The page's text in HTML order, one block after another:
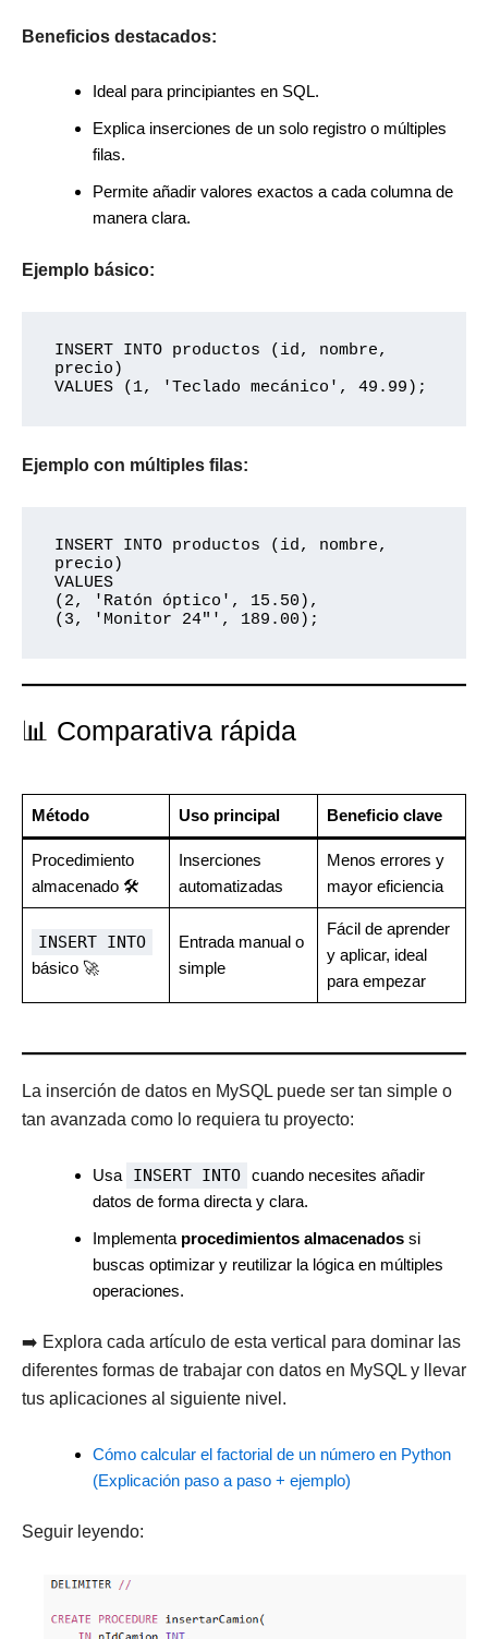
Beneficios destacados:
Ideal para principiantes en SQL.
Explica inserciones de un solo registro o múltiples
filas.
Permite añadir valores exactos a cada columna de
manera clara.
Ejemplo básico:
INSERT INTO productos (id, nombre,
precio)
Ejemplo con múltiples filas:
INSERT INTO productos (id, nombre,
precio)
VALUES
(2, 'Ratón óptico', 15.50),
📊 Comparativa rápida
Método Uso principal Beneficio clave
Procedimiento
almacenado 🛠️
Inserciones
automatizadas
Menos errores y
mayor eficiencia
INSERT INTO
básico 🚀
Entrada manual o
simple
Fácil de aprender
y aplicar, ideal
para empezar
La inserción de datos en MySQL puede ser tan simple o
tan avanzada como lo requiera tu proyecto:
Usa INSERT INTO cuando necesites añadir
datos de forma directa y clara.
Implementa procedimientos almacenados si
buscas optimizar y reutilizar la lógica en múltiples
operaciones.
➡️ Explora cada artículo de esta vertical para dominar las
diferentes formas de trabajar con datos en MySQL y llevar
tus aplicaciones al siguiente nivel.
Cómo calcular el factorial de un número en Python
(Explicación paso a paso + ejemplo)
Seguir leyendo: